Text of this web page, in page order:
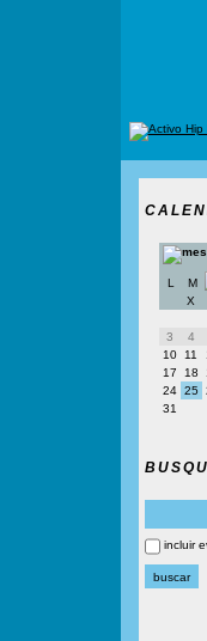
L
M
X
3
4
10
11
17
18
24 25
31
incluir